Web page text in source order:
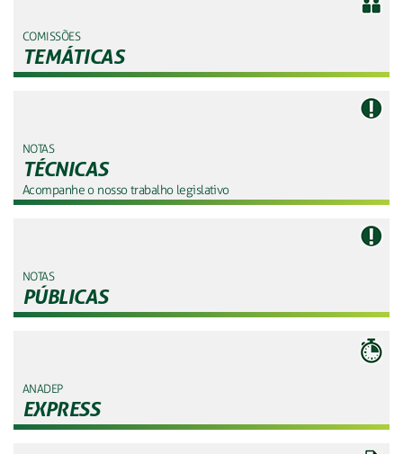
COMISSÕES
TEMÁTICAS
NOTAS
TÉCNICAS
Acompanhe o nosso trabalho legislativo
NOTAS
PÚBLICAS
ANADEP
EXPRESS